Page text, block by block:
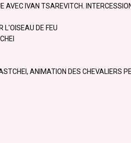
AVEC IVAN TSAREVITCH.
L'OISEAU DE FEU
ANIMATION DES CHEVALIERS